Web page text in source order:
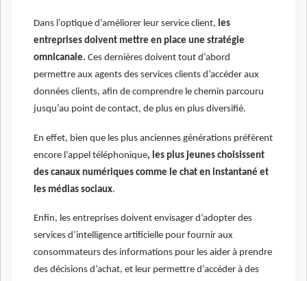
Dans l’optique d’améliorer leur service client, les
entreprises doivent mettre en place une stratégie
omnicanale. Ces dernières doivent tout d’abord
permettre aux agents des services clients d’accéder aux
données clients, afin de comprendre le chemin parcouru
jusqu’au point de contact, de plus en plus diversifié.
En effet, bien que les plus anciennes générations préfèrent
encore l’appel téléphonique, les plus jeunes choisissent
des canaux numériques comme le chat en instantané et
les médias sociaux.
Enfin, les entreprises doivent envisager d’adopter des
services d’intelligence artificielle pour fournir aux
consommateurs des informations pour les aider à prendre
des décisions d’achat, et leur permettre d’accéder à des